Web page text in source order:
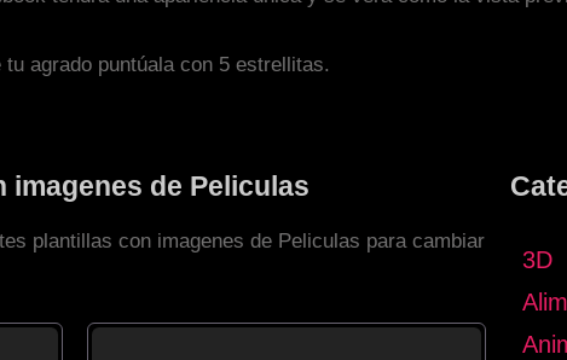
agrado puntúala con 5 estrellitas.
de Peliculas
plantillas con imagenes de Peliculas para cambiar
3D